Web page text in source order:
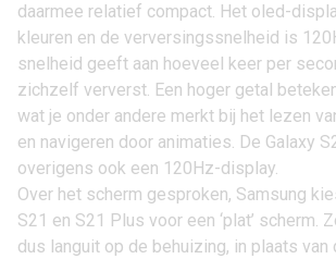
daarmee relatief compact. Het oled-
kleuren en de verversingssnelheid is
snelheid geeft aan hoeveel keer per
zichzelf ververst. Een hoger getal
wat je onder andere merkt bij het lezen
en navigeren door animaties. De Galaxy
overigens ook een 120Hz-display.
Over het scherm gesproken, Samsung
S21 en S21 Plus voor een ‘plat’ scherm.
dus languit op de behuizing, in plaats